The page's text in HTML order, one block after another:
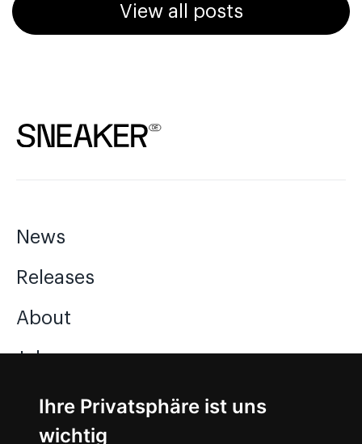
Ihre Privatsphäre ist uns
wichtig
View all posts
News
Releases
About
Jobs
Instagram